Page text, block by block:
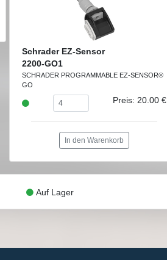
Schrader EZ-Sensor
2200-GO1
SCHRADER PROGRAMMABLE EZ-SENSOR®
GO
Preis: 20.00 €
In den Warenkorb
Auf Lager